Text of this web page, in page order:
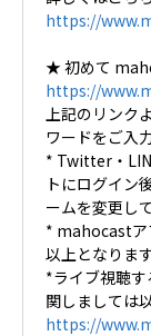
https://
★ 初めて
https://
上記のリンク
ワードをご入
* Twitter・
トにログイン
ームを変更し
* mahocastア
以上となります
*ライブ視聴
関しましては
https://